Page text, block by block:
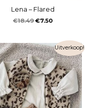
Lena – Flared
€18.49 €7.50
Uitverkoop!